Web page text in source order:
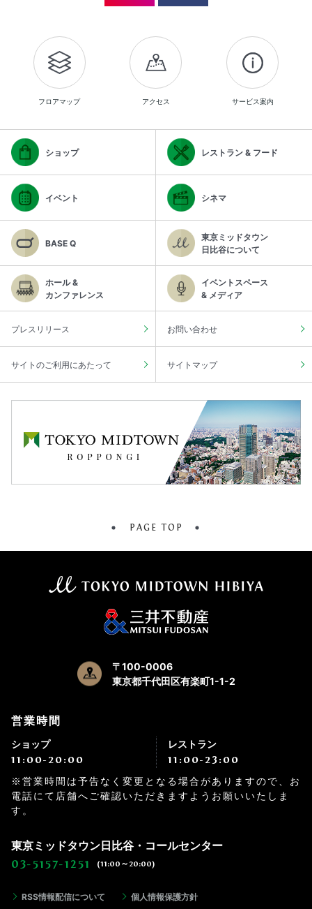
フロアマップ アクセス サービス案内
ショップ レストラン & フード
イベント シネマ
BASE Q
東京ミッドタウン
日比谷について
ホール &
カンファレンス
イベントスペース
& メディア
プレスリリース お問い合わせ
サイトのご利用にあたって サイトマップ
PAGE TOP
〒100-0006
東京都千代田区有楽町1-1-2
営業時間
ショップ
11:00-20:00
レストラン
11:00-23:00
※営業時間は予告なく変更となる場合がありますので、お
電話にて店舗へご確認いただきますようお願いいたしま
す。
東京ミッドタウン日比谷・コールセンター
03-5157-1251 (11:00～20:00)
RSS情報配信について 個人情報保護方針